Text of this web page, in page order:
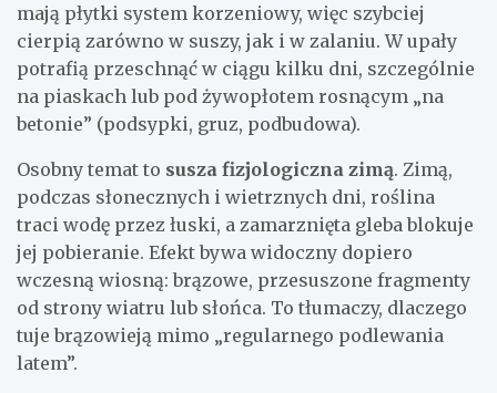
mają płytki system korzeniowy, więc szybciej
cierpią zarówno w suszy, jak i w zalaniu. W upały
potrafią przeschnąć w ciągu kilku dni, szczególnie
na piaskach lub pod żywopłotem rosnącym „na
betonie” (podsypki, gruz, podbudowa).
Osobny temat to susza fizjologiczna zimą. Zimą,
podczas słonecznych i wietrznych dni, roślina
traci wodę przez łuski, a zamarznięta gleba blokuje
jej pobieranie. Efekt bywa widoczny dopiero
wczesną wiosną: brązowe, przesuszone fragmenty
od strony wiatru lub słońca. To tłumaczy, dlaczego
tuje brązowieją mimo „regularnego podlewania
latem”.